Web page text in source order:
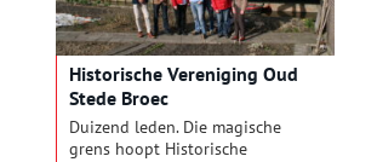
Historische Vereniging Oud
Stede Broec
Duizend leden. Die magische
grens hoopt Historische